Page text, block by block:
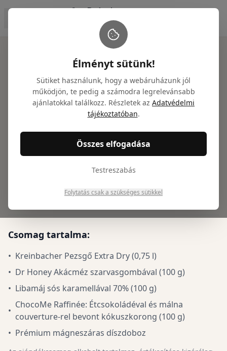
Ajándékcsomagok Prémium pezsgő
Prémium pezsgő
ajándékcsomag -
Kreinbacher
Ft(28 304Ft + ÁFA)
Csomag tartalma:
• Kreinbacher Pezsgő Extra Dry (0,75 l)
• Dr Honey Akácméz szarvasgombával (100 g)
• Libamáj sós karamellával 70% (100 g)
•
ChocoMe Raffinée: Étcsokoládéval és málna
couverture-rel bevont kókuszkorong (100 g)
• Prémium mágneszáras díszdoboz
Élményt sütünk!
Sütiket használunk, hogy a webáruházunk jól
működjön, te pedig a számodra legrelevánsabb
ajánlatokkal találkozz. Részletek az Adatvédelmi
tájékoztatóban.
Összes elfogadása
Testreszabás
Folytatás csak a szükséges sütikkel